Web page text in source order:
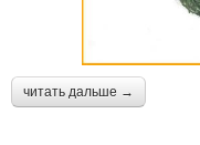
читать дальше →